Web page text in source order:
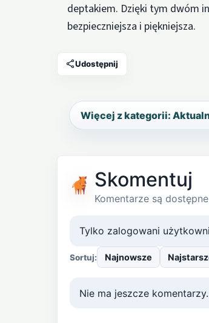
deptakiem. Dzięki tym dwóm
bezpieczniejsza i piękniejsza.
Udostępnij
Więcej z kategorii:
Skomentuj
Komentarze są
Tylko zalogowani
Sortuj: Najnowsze
Nie ma jeszcze komentarzy.